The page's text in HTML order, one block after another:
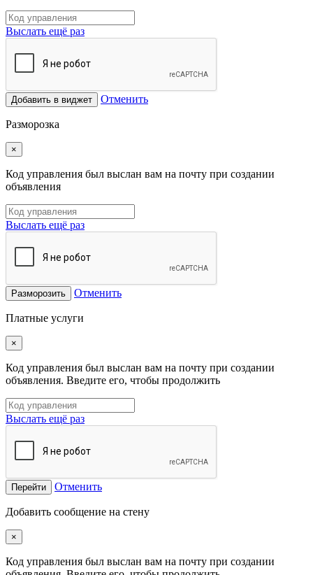
Выслать ещё раз
Добавить в виджет Отменить
Разморозка
×
Код управления был выслан вам на почту при создании
объявления
Выслать ещё раз
Разморозить Отменить
Платные услуги
×
Код управления был выслан вам на почту при создании
объявления. Введите его, чтобы продолжить
Выслать ещё раз
Перейти Отменить
Добавить сообщение на стену
×
Код управления был выслан вам на почту при создании